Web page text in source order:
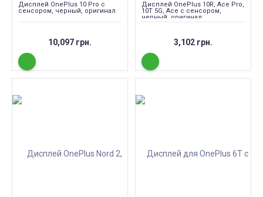
Дисплей OnePlus 10 Pro с
сенсором, черный, оригинал
10,097 грн.
Дисплей OnePlus 10R, Ace Pro,
10T 5G, Ace с сенсором,
черный, оригинал
3,102 грн.